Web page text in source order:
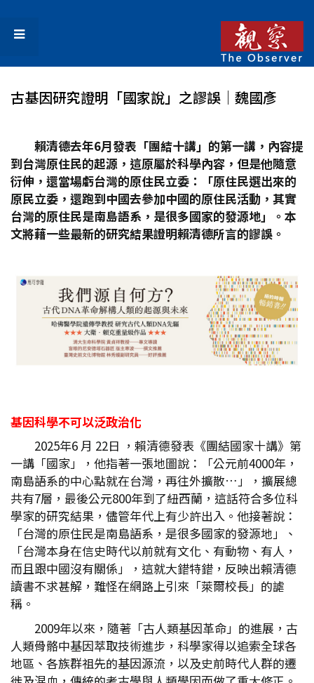
古基因研究證明「國家說」之謬誤│魏國彥
賴清德去年6月發表「團結十講」的第一講，內容提
到台灣原住民的起源，這原屬於科學內容，但是他隨意
衍伸，還當場虧台灣的原住民立委：「原住民選出來的
原民立委，還跑到中國去參加中國的原住民活動，其實
台灣的原住民是南島語系，是很多國家的發源地」。本
文將藉一些最新的研究結果證明賴清德所言的謬誤。
基因科學不可以泛政治化
2025年6 月 22日 ，賴清德發表《團結國家十講》第
一講「國家」，他指著一張地圖說：「公元前4000年，
南島語系的中心點就在台灣，再往外擴散…」，擴展總
共有7層，最後公元800年到了紐西蘭，這話符合多位科
學家的研究結果，儘管年代上有少許出入。他接著說：
「台灣的原住民是南島語系，是很多國家的發源地」、
「台灣本身在信史時代以前就有文化、有動物、有人，
而且跟中國沒有關係」，這就大錯特錯，反映出賴清德
讀書不求甚解，難怪在網路上引來「萊爾校長」的謔
稱。
2009年以來，隨著「古人類基因革命」的進展，古
人類骨骼中基因萃取技術進步，科學家得以追索全球各
地區、各族群祖先的基因源流，以及史前時代人群的遷